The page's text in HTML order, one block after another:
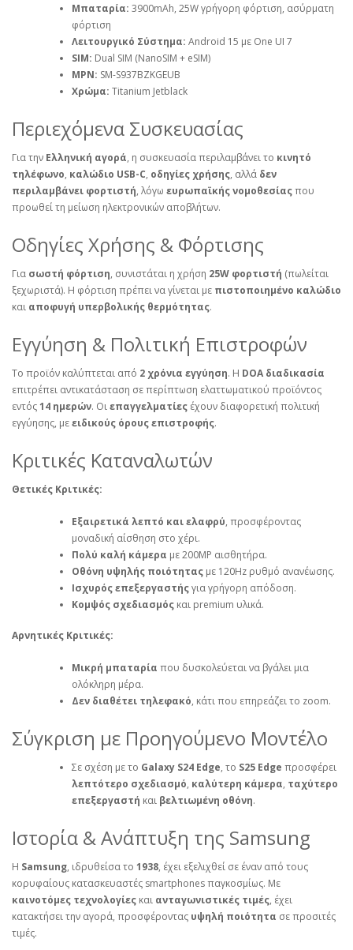
Μπαταρία: 3900mAh, 25W γρήγορη φόρτιση, ασύρματη
φόρτιση
Λειτουργικό Σύστημα: Android 15 με One UI 7
SIM: Dual SIM (NanoSIM + eSIM)
MPN: SM-S937BZKGEUB
Χρώμα: Titanium Jetblack
Περιεχόμενα Συσκευασίας
Για την Ελληνική αγορά, η συσκευασία περιλαμβάνει το κινητό
τηλέφωνο, καλώδιο USB-C, οδηγίες χρήσης, αλλά δεν
περιλαμβάνει φορτιστή, λόγω ευρωπαϊκής νομοθεσίαςπου
προωθεί τη μείωση ηλεκτρονικών αποβλήτων.
Οδηγίες Χρήσης & Φόρτισης
Για σωστή φόρτιση, συνιστάται η χρήση 25W φορτιστή (πωλείται
ξεχωριστά). Η φόρτιση πρέπει να γίνεται με πιστοποιημένο καλώδιο
και αποφυγή υπερβολικής θερμότητας.
Εγγύηση & Πολιτική Επιστροφών
Το προϊόν καλύπτεται από 2 χρόνια εγγύηση. Η DOA διαδικασία
επιτρέπει αντικατάσταση σε περίπτωση ελαττωματικού προϊόντος
εντός14 ημερών. Οιεπαγγελματίες έχουν διαφορετική πολιτική
εγγύησης, μεειδικούς όρους επιστροφής.
Κριτικές Καταναλωτών
Θετικές Κριτικές:
Εξαιρετικά λεπτό και ελαφρύ, προσφέροντας
μοναδική αίσθηση στο χέρι.
Πολύ καλή κάμερα με 200MP αισθητήρα.
Οθόνη υψηλής ποιότητας με 120Hz ρυθμό ανανέωσης.
Ισχυρός επεξεργαστήςγια γρήγορη απόδοση.
Κομψός σχεδιασμός και premium υλικά.
Αρνητικές Κριτικές:
Μικρή μπαταρία που δυσκολεύεται να βγάλει μια
ολόκληρη μέρα.
Δεν διαθέτει τηλεφακό, κάτι που επηρεάζει το zoom.
Σύγκριση με Προηγούμενο Μοντέλο
Σε σχέση με το Galaxy S24 Edge, το S25 Edge προσφέρει
λεπτότερο σχεδιασμό, καλύτερη κάμερα, ταχύτερο
επεξεργαστή και βελτιωμένη οθόνη.
Ιστορία & Ανάπτυξη της Samsung
Η Samsung, ιδρυθείσα το 1938, έχει εξελιχθεί σε έναν από τους
κορυφαίους κατασκευαστές smartphones παγκοσμίως. Με
καινοτόμες τεχνολογίες και ανταγωνιστικές τιμές, έχει
κατακτήσει την αγορά, προσφέροντας υψηλή ποιότητα σε προσιτές
τιμές.